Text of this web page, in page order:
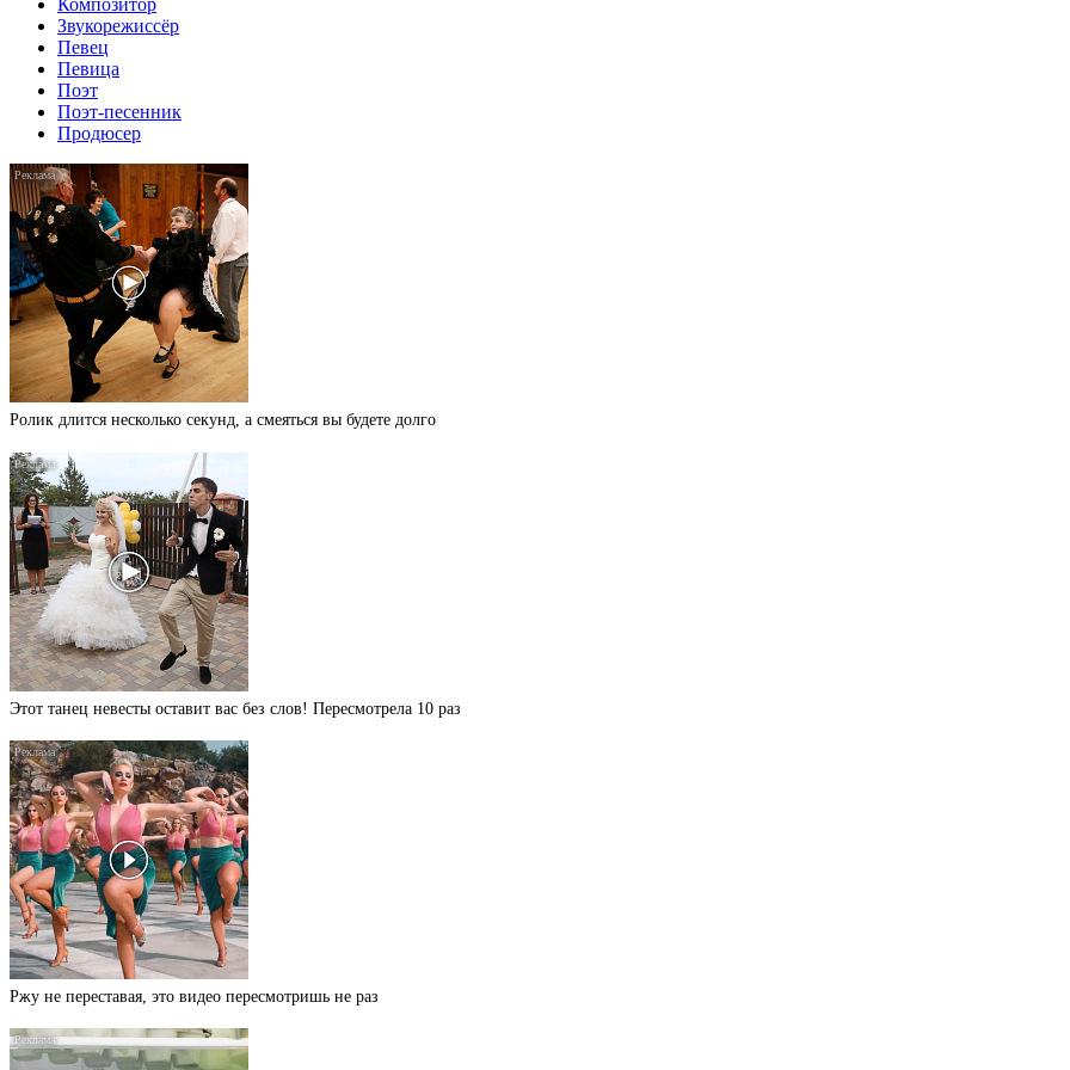
Композитор
Звукорежиссёр
Певец
Певица
Поэт
Поэт-песенник
Продюсер
Ролик длится несколько секунд, а смеяться вы будете долго
Этот танец невесты оставит вас без слов! Пересмотрела 10 раз
Ржу не переставая, это видео пересмотришь не раз